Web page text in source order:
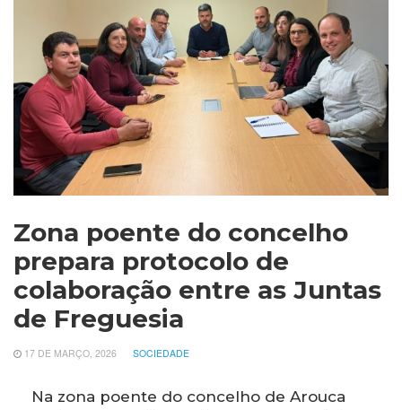
Zona poente do concelho
prepara protocolo de
colaboração entre as Juntas
de Freguesia
17 DE MARÇO, 2026 SOCIEDADE
Na zona poente do concelho de Arouca